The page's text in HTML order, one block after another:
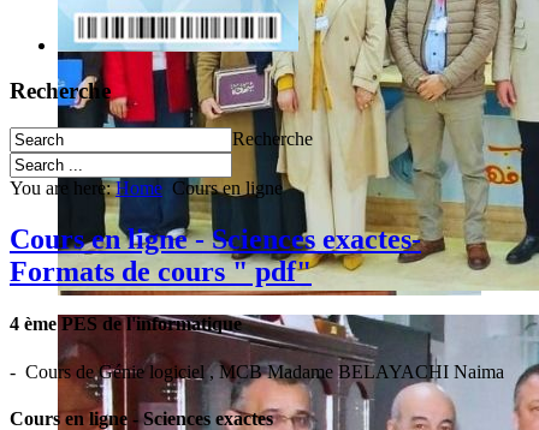
Recherche
Recherche
You are here:Home Cours en ligne
Cours en ligne - Sciences exactes-
Formats de cours " pdf"
4 ème PES de l'informatique
- Cours de Génie logiciel , MCB Madame BELAYACHI Naima
Cours en ligne - Sciences exactes